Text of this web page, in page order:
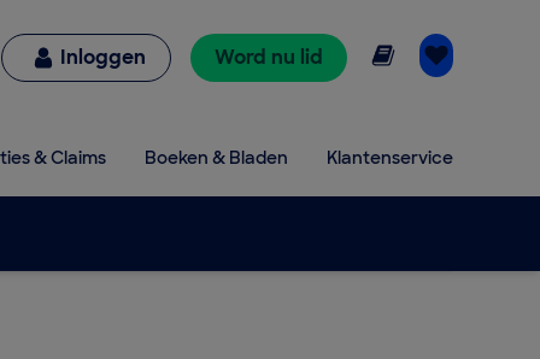
Inloggen Word nu lid Online lezen
& Claims Boeken & Bladen Klantenservice